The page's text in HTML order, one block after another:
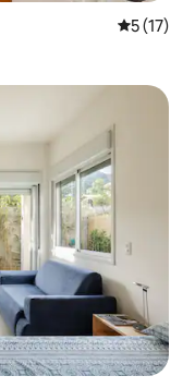
レビュー
5 (17)